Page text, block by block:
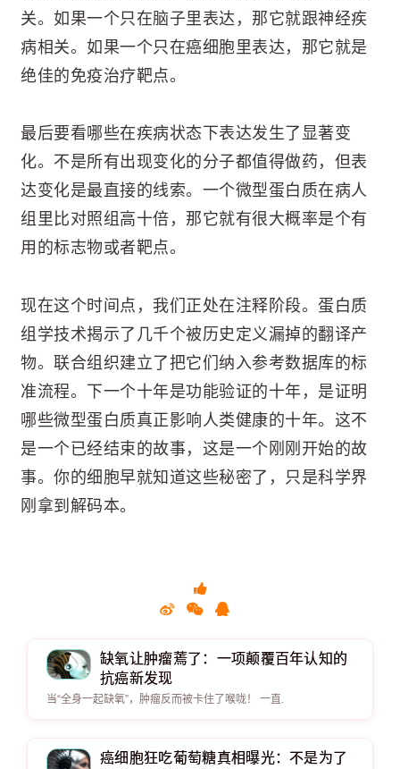
关。如果一个只在脑子里表达，那它就跟神经疾
病相关。如果一个只在癌细胞里表达，那它就是
绝佳的免疫治疗靶点。
最后要看哪些在疾病状态下表达发生了显著变
化。不是所有出现变化的分子都值得做药，但表
达变化是最直接的线索。一个微型蛋白质在病人
组里比对照组高十倍，那它就有很大概率是个有
用的标志物或者靶点。
现在这个时间点，我们正处在注释阶段。蛋白质
组学技术揭示了几千个被历史定义漏掉的翻译产
物。联合组织建立了把它们纳入参考数据库的标
准流程。下一个十年是功能验证的十年，是证明
哪些微型蛋白质真正影响人类健康的十年。这不
是一个已经结束的故事，这是一个刚刚开始的故
事。你的细胞早就知道这些秘密了，只是科学界
刚拿到解码本。
缺氧让肿瘤蔫了：一项颠覆百年认知的
抗癌新发现
当“全身一起缺氧”，肿瘤反而被卡住了喉咙！ 一直.
癌细胞狂吃葡萄糖真相曝光：不是为了